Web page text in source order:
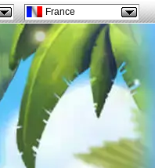
Nouveau! France